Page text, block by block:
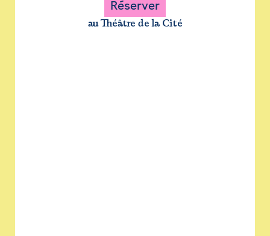
Réserver
au Théâtre de la Cité